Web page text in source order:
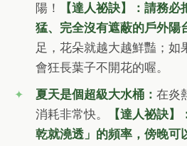
陽！
【達人祕訣】：請務
猛、完全沒有遮蔽的戶外陽
足，花朵就越大越鮮豔；如
會狂長葉子不開花的喔。
夏天是個超級大水桶：在炎
消耗非常快。
【達人祕訣
乾就澆透」的頻率，傍晚可